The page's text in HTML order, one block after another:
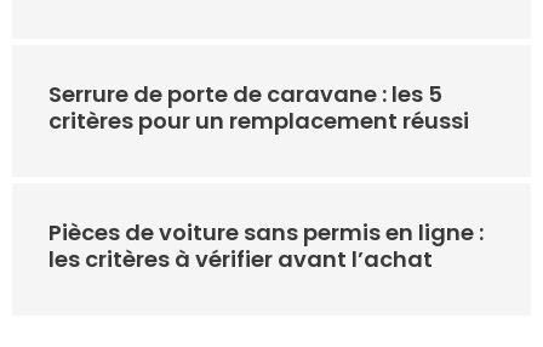
Serrure de porte de caravane : les 5
critères pour un remplacement réussi
Pièces de voiture sans permis en ligne :
les critères à vérifier avant l’achat